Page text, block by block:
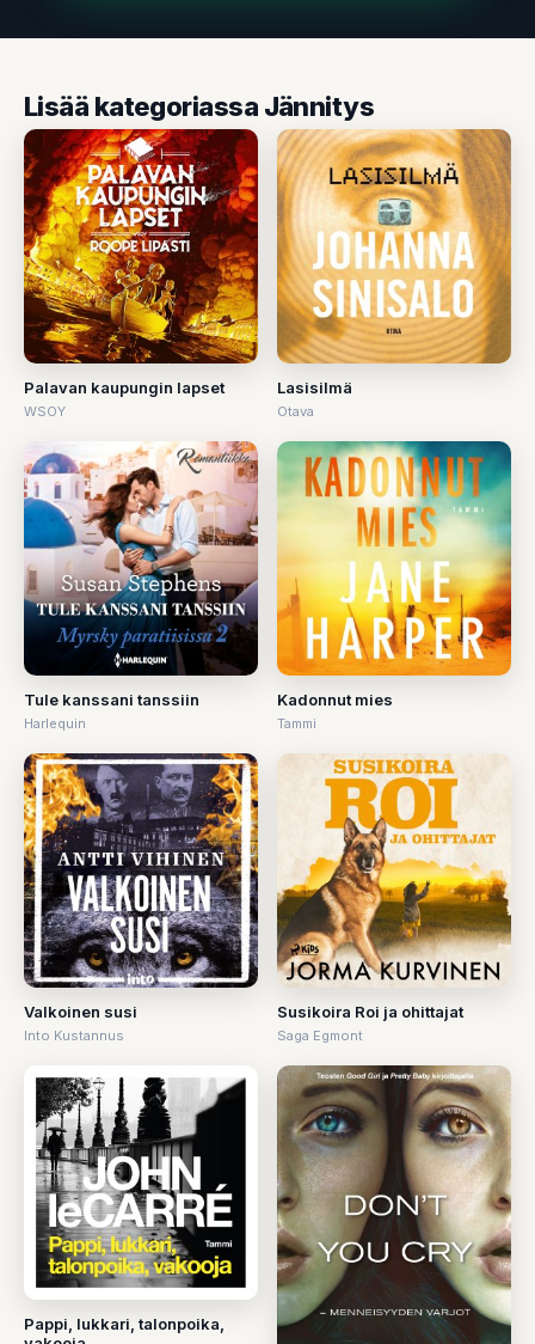
Lisää kategoriassa Jännitys
Palavan kaupungin lapset
WSOY
Lasisilmä
Otava
Tule kanssani tanssiin
Harlequin
Kadonnut mies
Tammi
Valkoinen susi
Into Kustannus
Susikoira Roi ja ohittajat
Saga Egmont
Pappi, lukkari, talonpoika,